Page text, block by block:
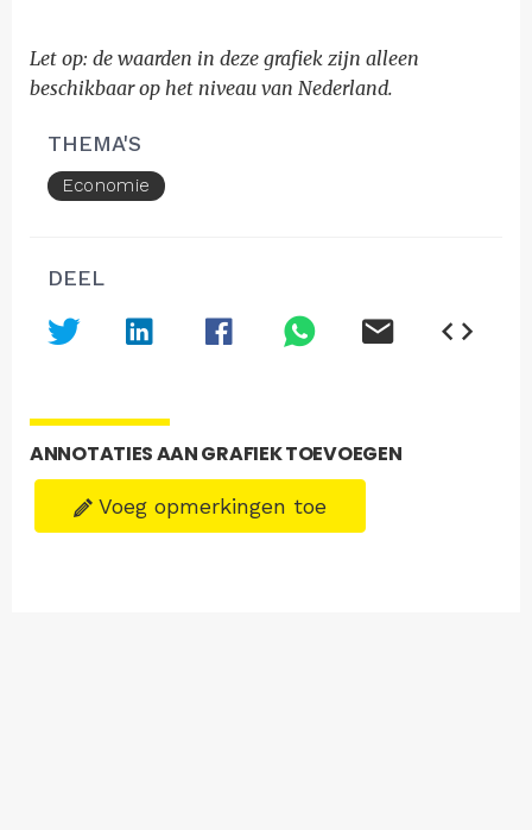
Let op: de waarden in deze grafiek zijn alleen
beschikbaar op het niveau van Nederland.
THEMA'S
Economie
DEEL
ANNOTATIES AAN GRAFIEK TOEVOEGEN
Voeg opmerkingen toe